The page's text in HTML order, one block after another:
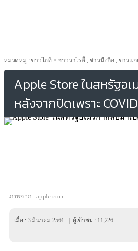
หมวดหมู่ : ข่าวไอที > ข่าววาไรตี้ , ข่าวมือถือ , ข่าวแก
Apple Store ในสหรัฐอ
หลังจากปิดเพราะ
ภาพจาก : apple.com
เมื่อ : 3 มีนาคม 2564 ผู้เข้าชม : 11,226